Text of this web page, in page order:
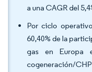
a una CAGR del
Por ciclo
60,40% de la
gas en Europa
cogeneración/